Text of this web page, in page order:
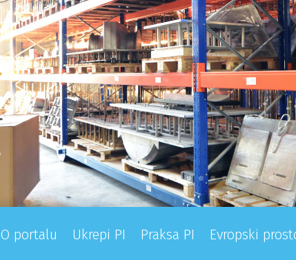
O portalu Ukrepi PI Praksa PI Evropski